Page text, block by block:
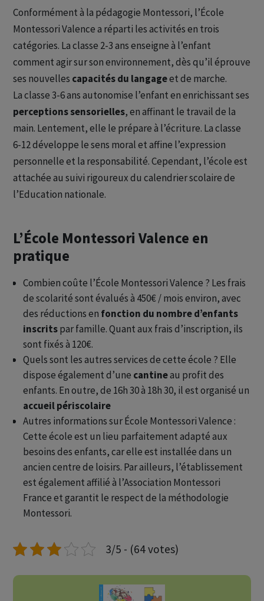
Conformément à la pédagogie Montessori, l’École
Montessori Valence a réparti les activités en trois
catégories. La classe 2-3 ans enseigne à l’enfant
comment agir sur son environnement, dès qu’il éprouve
ses nouvelles capacités du langageet de marche.
La classe 3-6 ans autonomise l’enfant en enrichissant ses
perceptions sensorielles, en affinant le travail de la
main. Lentement, elle le prépare à l’écriture. La classe
6-12 développe le sens moral et affine l’expression
personnelle et la responsabilité. Cependant, l’école est
attachée au suivi rigoureux du calendrier scolaire de
l’Education nationale.
L’École Montessori Valence en
pratique
Combien coûte l’École Montessori Valence ? Les frais
de scolarité sont évalués à 450€ / mois environ, avec
des réductions en fonction du nombre d’enfants
inscritspar famille. Quant aux frais d’inscription, ils
sont fixés à 120€.
Quels sont les autres services de cette école ? Elle
dispose également d’une cantineau profit des
enfants. En outre, de 16h 30 à 18h 30, il est organisé un
accueil périscolaire
Autres informations sur École Montessori Valence :
Cette école est un lieu parfaitement adapté aux
besoins des enfants, car elle est installée dans un
ancien centre de loisirs. Par ailleurs, l’établissement
est également affilié à l’Association Montessori
France et garantit le respect de la méthodologie
Montessori.
3/5 - (64 votes)